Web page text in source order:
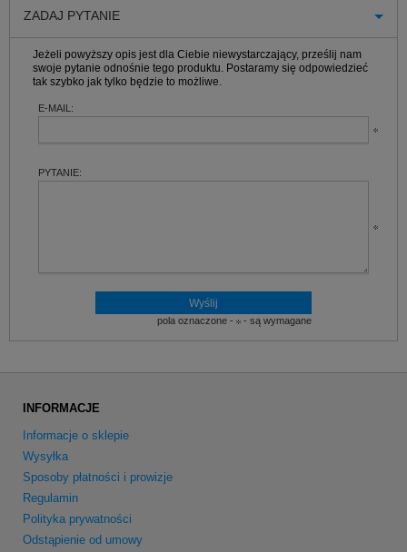
ZADAJ PYTANIE
Jeżeli powyższy opis jest dla Ciebie niewystarczający, prześlij nam
swoje pytanie odnośnie tego produktu. Postaramy się odpowiedzieć
tak szybko jak tylko będzie to możliwe.
E-MAIL:
PYTANIE:
pola oznaczone - - są wymagane
INFORMACJE
Informacje o sklepie
Wysyłka
Sposoby płatności i prowizje
Regulamin
Polityka prywatności
Odstąpienie od umowy